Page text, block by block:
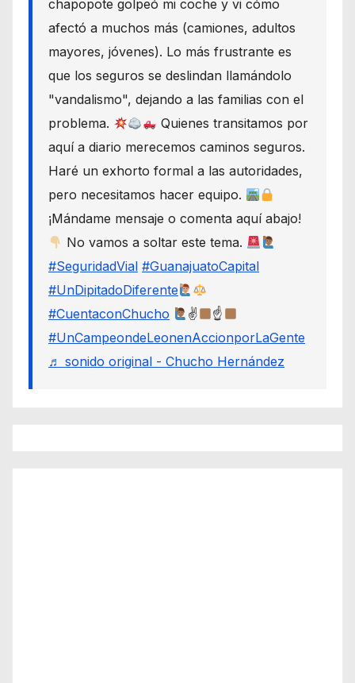
chapopote golpeó mi coche y vi cómo
afectó a muchos más (camiones, adultos
mayores, jóvenes). Lo más frustrante es
que los seguros se deslindan llamándolo
"vandalismo", dejando a las familias con el
problema.
Quienes transitamos por
aquí a diario merecemos caminos seguros.
Haré un exhorto formal a las autoridades,
pero necesitamos hacer equipo.
¡Mándame mensaje o comenta aquí abajo!
No vamos a soltar este tema.
#SeguridadVial #GuanajuatoCapital
#UnDipitadoDiferente
#CuentaconChucho
✌
☝
#UnCampeondeLeonenAccionporLaGente
♬ sonido original - Chucho Hernández